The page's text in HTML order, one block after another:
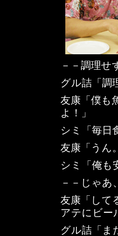
－－調理せ
グル詰「調
友康「僕も
よ！」
シミ「毎日
友康「うん
シミ「俺も
－－じゃ
友康「して
アテにビー
グル詰「ま